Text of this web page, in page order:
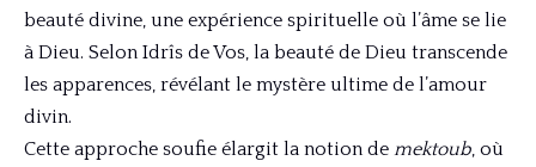
beauté divine, une expérience spirituelle où l’âme se lie
à Dieu. Selon Idrîs de Vos, la beauté de Dieu transcende
les apparences, révélant le mystère ultime de l’amour
divin.
Cette approche soufie élargit la notion de mektoub , où